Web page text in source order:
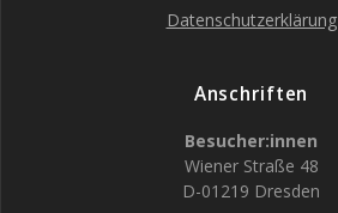
Datenschutzerklärung
Anschriften
Besucher:innen
Wiener Straße 48
D-01219 Dresden